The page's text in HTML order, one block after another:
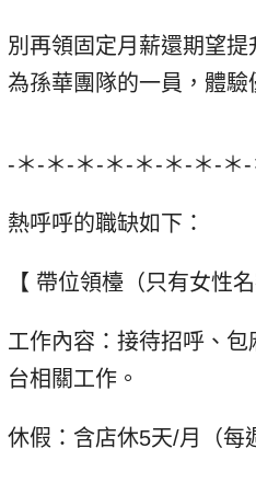
別再領固定月薪還期望
為孫華團隊的一員，體驗
-＊-＊-＊-＊-＊-＊-＊-＊
熱呼呼的職缺如下：
【 帶位領檯（只有女性名
工作內容：接待招呼、
台相關工作。
休假：含店休5天/月（每